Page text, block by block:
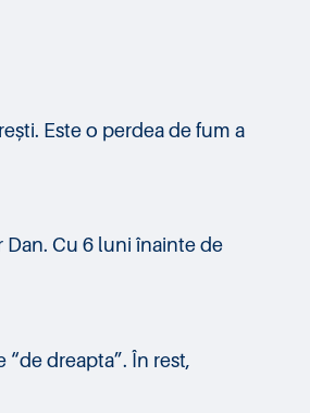
Este o perdea de fum a
Cu 6 luni înainte de
dreapta”. În rest,